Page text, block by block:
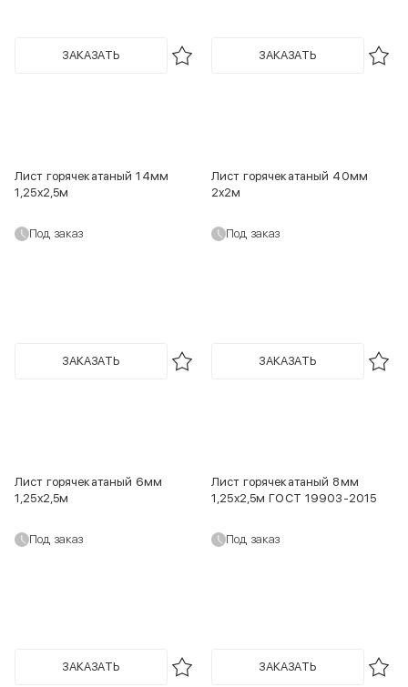
ЗАКАЗАТЬ ЗАКАЗАТЬ
Лист горячекатаный 14мм
1,25х2,5м
Под заказ
ЗАКАЗАТЬ
Лист горячекатаный 40мм
2х2м
Под заказ
ЗАКАЗАТЬ
Лист горячекатаный 6мм
1,25х2,5м
Под заказ
ЗАКАЗАТЬ
Лист горячекатаный 8мм
1,25х2,5м ГОСТ 19903-2015
Под заказ
ЗАКАЗАТЬ